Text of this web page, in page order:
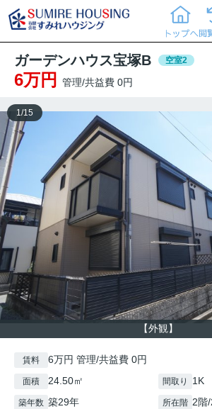
ガーデンハウス宝塚B 空室2
6万円 管理/共益費 0円
【外観】
1 /15
賃料 6万円 管理/共益費 0円
面積 24.50㎡ 間取り 1K
築年数 築29年 所在階 2階